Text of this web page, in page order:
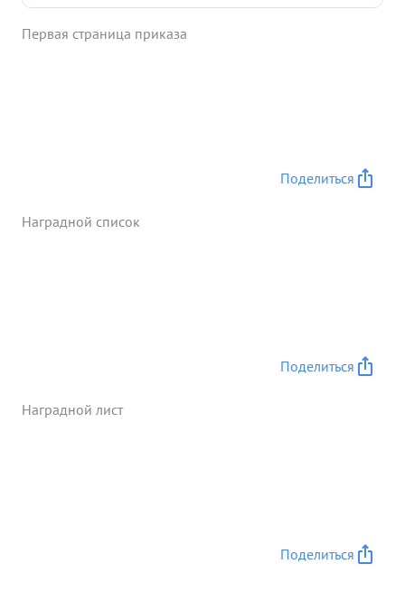
Белов в сборе и оформлении материалов по
Первая страница приказа
Поделиться
Наградной список
Поделиться
Наградной лист
Поделиться